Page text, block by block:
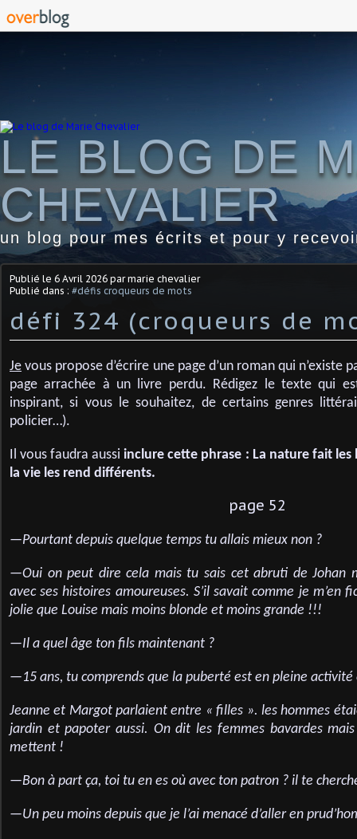
LE BLOG DE
CHEVALIER
un blog pour mes écrits et pour y
Publié le 6 Avril 2026 par marie chevalier
Publié dans : #défis croqueurs de mots
défi 324 (croqueurs de
Je vous propose d’écrire une page d’un roman qui n’existe
page arrachée à un livre perdu. Rédigez le texte qui
inspirant, si vous le souhaitez, de certains genres
policier…).
Il vous faudra aussiinclure cette phrase : La nature fait les
la vie les rend différents.
page 52
—Pourtant depuis quelque temps tu allais mieux non ?
—Oui on peut dire cela mais tu sais cet abruti de Johan
avec ses histoires amoureuses. S’il savait comme je m’en
jolie que Louise mais moins blonde et moins grande !!!
—Il a quel âge ton fils maintenant ?
—15 ans, tu comprends que la puberté est en pleine
Jeanne et Margot parlaient entre « filles ». les hommes
jardin et papoter aussi. On dit les femmes bavardes mais
mettent !
—Bon à part ça, toi tu en es où avec ton patron ? il te
—Un peu moins depuis que je l’ai menacé d’aller en